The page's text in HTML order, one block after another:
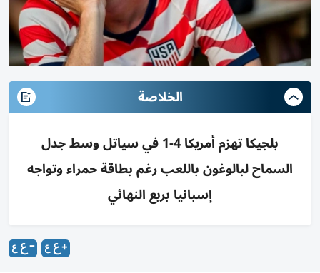
الخلاصة
بلجيكا تهزم أمريكا 4-1 في سياتل وسط جدل
السماح لبالوغون باللعب رغم بطاقة حمراء وتواجه
إسبانيا بربع النهائي